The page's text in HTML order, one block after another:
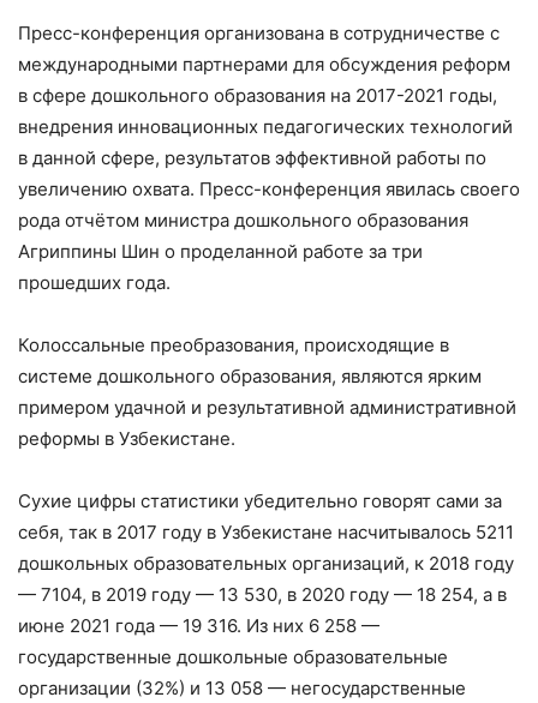
Пресс-конференция организована в сотрудничестве с
международными партнерами для обсуждения реформ
в сфере дошкольного образования на 2017-2021 годы,
внедрения инновационных педагогических технологий
в данной сфере, результатов эффективной работы по
увеличению охвата. Пресс-конференция явилась своего
рода отчётом министра дошкольного образования
Агриппины Шин о проделанной работе за три
прошедших года.
Колоссальные преобразования, происходящие в
системе дошкольного образования, являются ярким
примером удачной и результативной административной
реформы в Узбекистане.
Сухие цифры статистики убедительно говорят сами за
себя, так в 2017 году в Узбекистане насчитывалось 5211
дошкольных образовательных организаций, к 2018 году
— 7104, в 2019 году — 13 530, в 2020 году — 18 254, а в
июне 2021 года — 19 316. Из них 6 258 —
государственные дошкольные образовательные
организации (32%) и 13 058 — негосударственные